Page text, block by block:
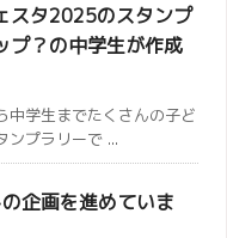
スタ2025のスタンプ
プ？の中学生が作成
中学生までたくさんの子ど
ンプラリーで ...
企画を進めていま